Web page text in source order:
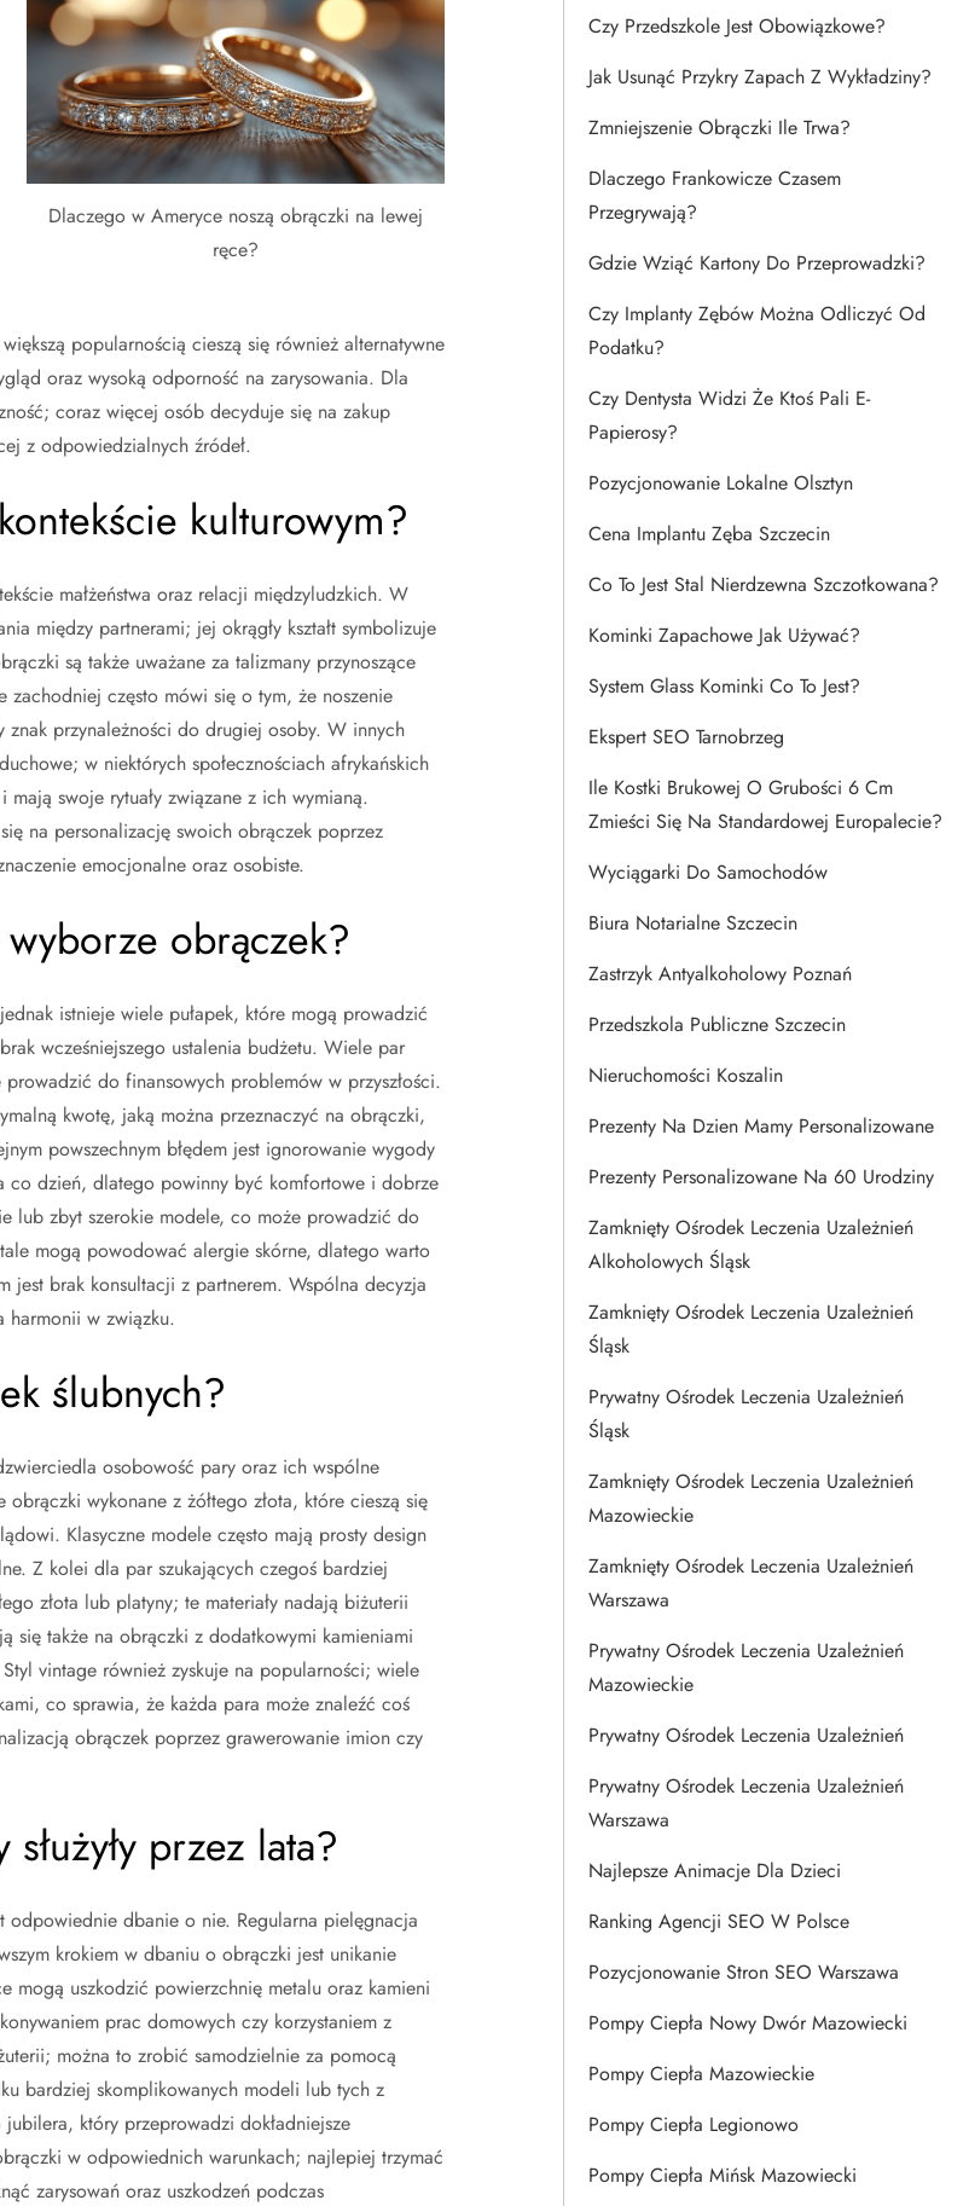
Dlaczego w Ameryce noszą obrączki na lewej
ręce?
popularnością cieszą się również alternatywne
oraz wysoką odporność na zarysowania. Dla
coraz więcej osób decyduje się na zakup
z odpowiedzialnych źródeł.
kulturowym?
małżeństwa oraz relacji międzyludzkich. W
między partnerami; jej okrągły kształt symbolizuje
są także uważane za talizmany przynoszące
zachodniej często mówi się o tym, że noszenie
przynależności do drugiej osoby. W innych
w niektórych społecznościach afrykańskich
swoje rytuały związane z ich wymianą.
na personalizację swoich obrączek poprzez
emocjonalne oraz osobiste.
wyborze obrączek?
istnieje wiele pułapek, które mogą prowadzić
wcześniejszego ustalenia budżetu. Wiele par
do finansowych problemów w przyszłości.
kwotę, jaką można przeznaczyć na obrączki,
powszechnym błędem jest ignorowanie wygody
co dzień, dlatego powinny być komfortowe i dobrze
lub zbyt szerokie modele, co może prowadzić do
mogą powodować alergie skórne, dlatego warto
jest brak konsultacji z partnerem. Wspólna decyzja
harmonii w związku.
ślubnych?
osobowość pary oraz ich wspólne
wykonane z żółtego złota, które cieszą się
Klasyczne modele często mają prosty design
Z kolei dla par szukających czegoś bardziej
złota lub platyny; te materiały nadają biżuterii
się także na obrączki z dodatkowymi kamieniami
vintage również zyskuje na popularności; wiele
co sprawia, że każda para może znaleźć coś
obrączek poprzez grawerowanie imion czy
przez lata?
odpowiednie dbanie o nie. Regularna pielęgnacja
krokiem w dbaniu o obrączki jest unikanie
mogą uszkodzić powierzchnię metalu oraz kamieni
prac domowych czy korzystaniem z
można to zrobić samodzielnie za pomocą
bardziej skomplikowanych modeli lub tych z
który przeprowadzi dokładniejsze
w odpowiednich warunkach; najlepiej trzymać
zarysowań oraz uszkodzeń podczas
Czy Przedszkole Jest Obowiązkowe?
Jak Usunąć Przykry Zapach Z Wykładziny?
Zmniejszenie Obrączki Ile Trwa?
Dlaczego Frankowicze Czasem
Przegrywają?
Gdzie Wziąć Kartony Do Przeprowadzki?
Czy Implanty Zębów Można Odliczyć Od
Podatku?
Czy Dentysta Widzi Że Ktoś Pali E-
Papierosy?
Pozycjonowanie Lokalne Olsztyn
Cena Implantu Zęba Szczecin
Co To Jest Stal Nierdzewna Szczotkowana?
Kominki Zapachowe Jak Używać?
System Glass Kominki Co To Jest?
Ekspert SEO Tarnobrzeg
Ile Kostki Brukowej O Grubości 6 Cm
Zmieści Się Na Standardowej Europalecie?
Wyciągarki Do Samochodów
Biura Notarialne Szczecin
Zastrzyk Antyalkoholowy Poznań
Przedszkola Publiczne Szczecin
Nieruchomości Koszalin
Prezenty Na Dzien Mamy Personalizowane
Prezenty Personalizowane Na 60 Urodziny
Zamknięty Ośrodek Leczenia Uzależnień
Alkoholowych Śląsk
Zamknięty Ośrodek Leczenia Uzależnień
Śląsk
Prywatny Ośrodek Leczenia Uzależnień
Śląsk
Zamknięty Ośrodek Leczenia Uzależnień
Mazowieckie
Zamknięty Ośrodek Leczenia Uzależnień
Warszawa
Prywatny Ośrodek Leczenia Uzależnień
Mazowieckie
Prywatny Ośrodek Leczenia Uzależnień
Prywatny Ośrodek Leczenia Uzależnień
Warszawa
Najlepsze Animacje Dla Dzieci
Ranking Agencji SEO W Polsce
Pozycjonowanie Stron SEO Warszawa
Pompy Ciepła Nowy Dwór Mazowiecki
Pompy Ciepła Mazowieckie
Pompy Ciepła Legionowo
Pompy Ciepła Mińsk Mazowiecki